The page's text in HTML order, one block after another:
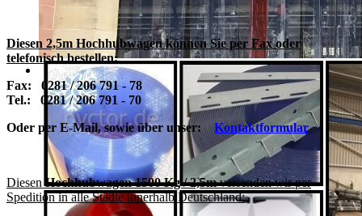
Diesen 2,5m Hochhubwagen können Sie per Fax oder
telefonisch bestellen:
Fax: 0281 / 206 791 - 78
Tel.: 0281 / 206 791 - 70
Oder per E-Mail, sowie über unser:Kontaktformular
Diesen Hochhubwagen 1500 Kg / 2,5mversenden wir per
Spedition in alle Städte innerhalb Deutschland: